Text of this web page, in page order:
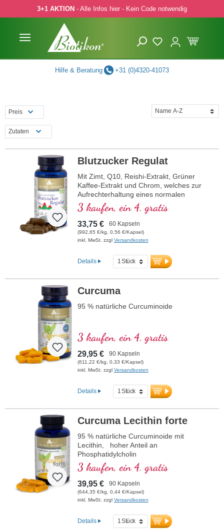
Hauptinhalt springen
Zur Suche springen
Zur Hauptnavigation springen
3+1 AKTION - Alle Infos hier - Kein Code notwendig
Hilfe & Beratung +31 (0)4320-41073
Preis
Zutaten
Blutzucker Regulat
Mit Zimt, Q10, Reishi-Extrakt, Grüner
Kaffee-Extrakt und Chrom, welches zur
Aufrechterhaltung eines normalen
Blutzuckerspiegels beiträgt.
3 kaufen, ein 4. gratis
33,75 € 60 Kapseln
(992,65 €/kg, 0,56 €/Kapsel)
inkl. MwSt. zzgl Versandkosten
Details
Curcuma
95 % natürliche Curcuminoide
3 kaufen, ein 4. gratis
29,95 € 90 Kapseln
(611,22 €/kg, 0,33 €/Kapsel)
inkl. MwSt. zzgl Versandkosten
Details
Curcuma Lecithin forte
95 % natürliche Curcuminoide mit
Lecithin, hoher Anteil an
Phosphatidylcholin
3 kaufen, ein 4. gratis
39,95 € 90 Kapseln
(644,35 €/kg, 0,44 €/Kapsel)
inkl. MwSt. zzgl Versandkosten
Details